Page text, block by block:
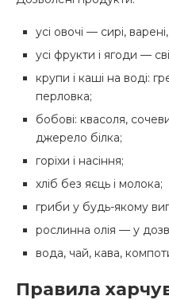
усі овочі — сирі,
усі фрукти і ягоди —
крупи і каші на воді:
перловка;
бобові: квасоля,
джерело білка;
горіхи і насіння;
хліб без яєць і молока;
гриби у будь-якому
рослинна олія — у
вода, чай, кава,
Правила